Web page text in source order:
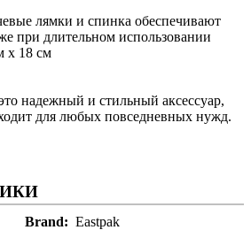
лямки и спинка обеспечивают
при длительном использовании
х 18 см
надежный и стильный аксессуар,
для любых повседневных нужд.
Brand
Eastpak